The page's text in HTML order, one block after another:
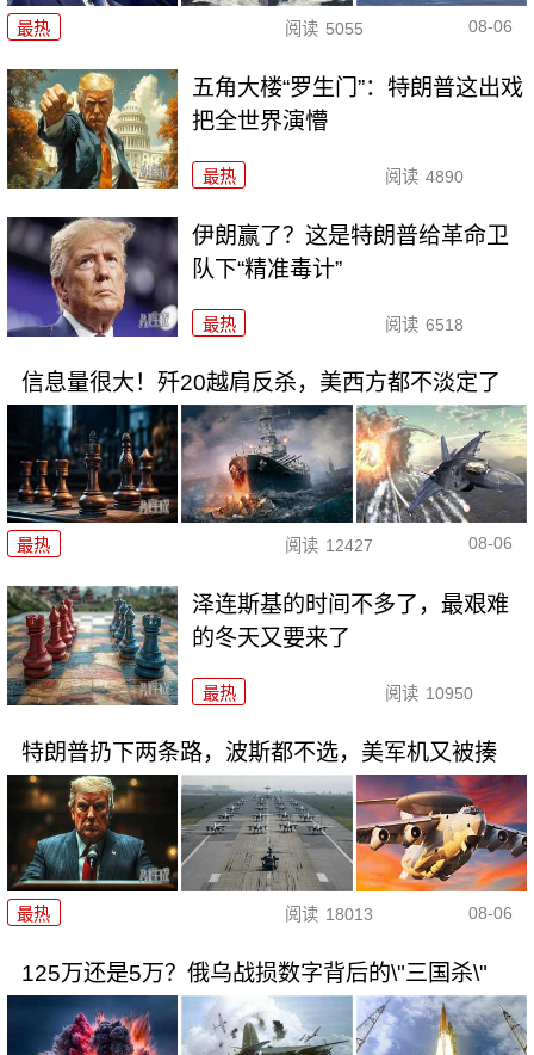
最热 阅读 5055 08-06
五角大楼“罗生门”：特朗普这出戏
把全世界演懵
最热 阅读 4890
伊朗赢了？这是特朗普给革命卫
队下“精准毒计”
最热 阅读 6518
信息量很大！歼20越肩反杀，美西方都不淡定了
最热 阅读 12427 08-06
泽连斯基的时间不多了，最艰难
的冬天又要来了
最热 阅读 10950
特朗普扔下两条路，波斯都不选，美军机又被揍
最热 阅读 18013 08-06
125万还是5万？俄乌战损数字背后的\"三国杀\"